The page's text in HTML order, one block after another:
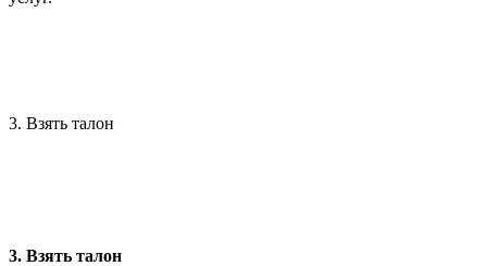
3. Взять талон
3. Взять талон